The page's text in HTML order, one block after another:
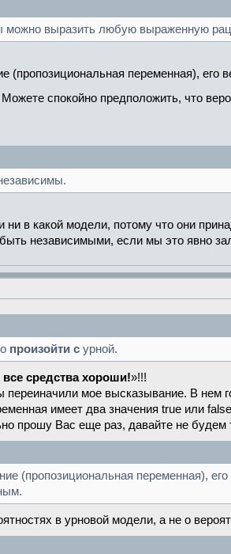
выразить любую выраженную
(пропозициональная переменная),
спокойно предположить, что
в какой модели, потому что они
независимыми, если мы это явно
произойти с урной.
средства хороши!»!!!
мое высказывание. В нем
имеет два значения true или
прошу Вас еще раз, давайте не
(пропозициональная переменная),
в урновой модели, а не о